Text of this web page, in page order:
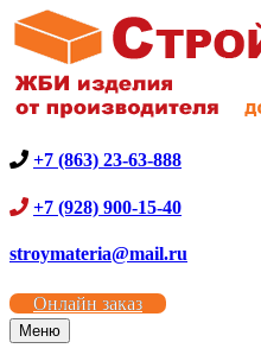
+7 (863) 23-63-888
+7 (928) 900-15-40
stroymateria@mail.ru
Онлайн заказ
Меню